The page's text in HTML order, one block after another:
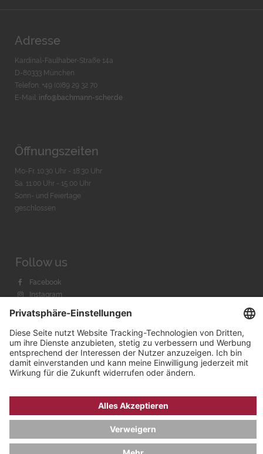
Adresse
Kardinal-Faulhaber-Straße 14a
D-80333 München
Telefon: +49 (0)89 29 32 70
E-Mail: info@bachmann-scher.de
Öffnungszeiten
Mo-Fr. 10:30 Uhr - 18:30 Uhr
Sa. 11:00 Uhr - 15.00 Uhr
Sonn- und Feiertage
geschlossen
Follow us
Facebook
Instagram
© 2026 byBachmann & Scher GmbH / Watchandco GmbH
IMPRESSUM
AGB & WIDERRUF
COOKIE-EINSTELLUNGEN